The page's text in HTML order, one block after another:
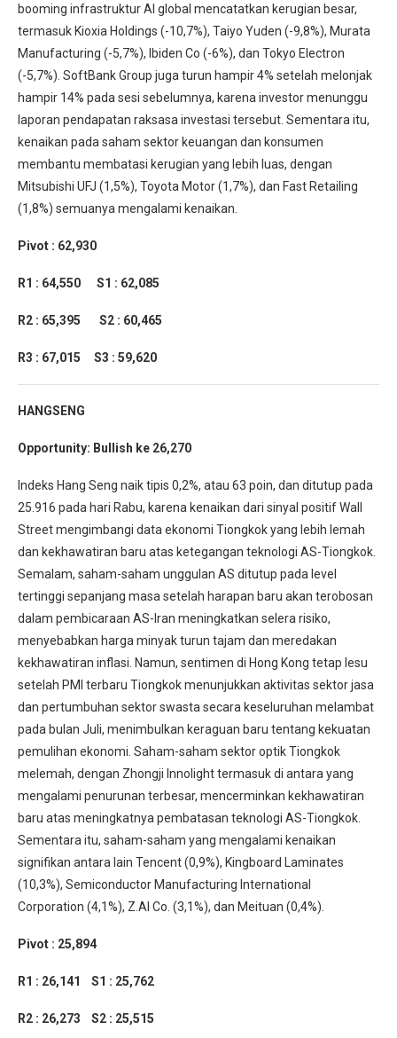
booming infrastruktur AI global mencatatkan kerugian besar,
termasuk Kioxia Holdings (-10,7%), Taiyo Yuden (-9,8%), Murata
Manufacturing (-5,7%), Ibiden Co (-6%), dan Tokyo Electron
(-5,7%). SoftBank Group juga turun hampir 4% setelah melonjak
hampir 14% pada sesi sebelumnya, karena investor menunggu
laporan pendapatan raksasa investasi tersebut. Sementara itu,
kenaikan pada saham sektor keuangan dan konsumen
membantu membatasi kerugian yang lebih luas, dengan
Mitsubishi UFJ (1,5%), Toyota Motor (1,7%), dan Fast Retailing
(1,8%) semuanya mengalami kenaikan.
Pivot : 62,930
R1 : 64,550 S1 : 62,085
R2 : 65,395 S2 : 60,465
R3 : 67,015 S3 : 59,620
HANGSENG
Opportunity: Bullish ke 26,270
Indeks Hang Seng naik tipis 0,2%, atau 63 poin, dan ditutup pada
25.916 pada hari Rabu, karena kenaikan dari sinyal positif Wall
Street mengimbangi data ekonomi Tiongkok yang lebih lemah
dan kekhawatiran baru atas ketegangan teknologi AS-Tiongkok.
Semalam, saham-saham unggulan AS ditutup pada level
tertinggi sepanjang masa setelah harapan baru akan terobosan
dalam pembicaraan AS-Iran meningkatkan selera risiko,
menyebabkan harga minyak turun tajam dan meredakan
kekhawatiran inflasi. Namun, sentimen di Hong Kong tetap lesu
setelah PMI terbaru Tiongkok menunjukkan aktivitas sektor jasa
dan pertumbuhan sektor swasta secara keseluruhan melambat
pada bulan Juli, menimbulkan keraguan baru tentang kekuatan
pemulihan ekonomi. Saham-saham sektor optik Tiongkok
melemah, dengan Zhongji Innolight termasuk di antara yang
mengalami penurunan terbesar, mencerminkan kekhawatiran
baru atas meningkatnya pembatasan teknologi AS-Tiongkok.
Sementara itu, saham-saham yang mengalami kenaikan
signifikan antara lain Tencent (0,9%), Kingboard Laminates
(10,3%), Semiconductor Manufacturing International
Corporation (4,1%), Z.AI Co. (3,1%), dan Meituan (0,4%).
Pivot : 25,894
R1 : 26,141 S1 : 25,762
R2 : 26,273 S2 : 25,515